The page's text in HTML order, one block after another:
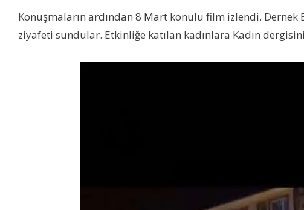
Konuşmaların ardından 8 Mart konulu film izlendi. Dernek
ziyafeti sundular. Etkinliğe katılan kadınlara Kadın